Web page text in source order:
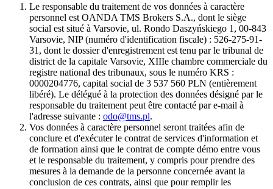
Le responsable du traitement de vos données à caractère
personnel est OANDA TMS Brokers S.A., dont le siège
social est situé à Varsovie, ul. Rondo Daszyńskiego 1, 00-843
Varsovie, NIP (numéro d'identification fiscale) : 526-275-91-
31, dont le dossier d'enregistrement est tenu par le tribunal de
district de la capitale Varsovie, XIIIe chambre commerciale du
registre national des tribunaux, sous le numéro KRS :
0000204776, capital social de 3 537 560 PLN (entièrement
libéré). Le délégué à la protection des données désigné par le
responsable du traitement peut être contacté par e-mail à
l'adresse suivante : odo@tms.pl.
Vos données à caractère personnel seront traitées afin de
conclure et d'exécuter le contrat de services d'information et
de formation ainsi que le contrat de compte démo entre vous
et le responsable du traitement, y compris pour prendre des
mesures à la demande de la personne concernée avant la
conclusion de ces contrats, ainsi que pour remplir les